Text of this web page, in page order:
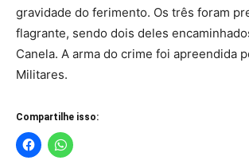
gravidade do ferimento. Os três foram
flagrante, sendo dois deles
Canela. A arma do crime foi apreendida
Militares.
Compartilhe isso: